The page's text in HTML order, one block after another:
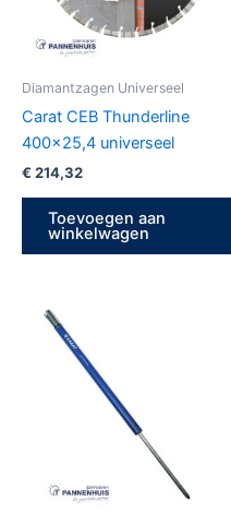
Diamantzagen Universeel
Carat CEB Thunderline
400×25,4 universeel
€ 214,32
Toevoegen aan
winkelwagen